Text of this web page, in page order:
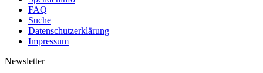
FAQ
Suche
Datenschutzerklärung
Impressum
Newsletter